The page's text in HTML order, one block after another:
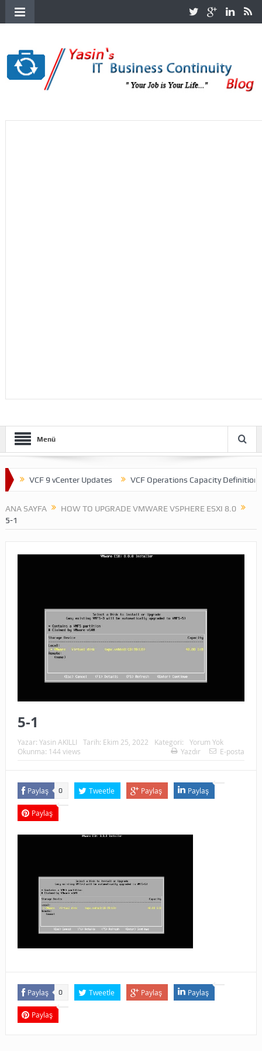
Menü
VCF 9 vCenter Updates VCF Operations Capacity Definitions
ANA SAYFA
HOW TO UPGRADE VMWARE VSPHERE ESXI 8.0
5-1
5-1
Yazar: Yasin AKILLI Tarih: Ekim 25, 2022 Kategori:
Yorum Yok
Okunma: 144 views
Yazdır E-posta
Paylaş 0 Tweetle Paylaş Paylaş
Paylaş
Paylaş 0 Tweetle Paylaş Paylaş
Paylaş